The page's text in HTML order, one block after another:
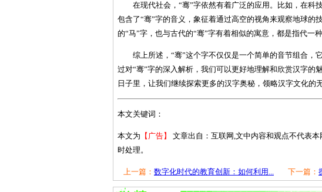
在现代社会，“骞”字依然有着广泛的应用。比如，在科
包含了“骞”字的音义，象征着通过高空的视角来观察地球的
的“马”字，也与古代的“骞”字有着相似的寓意，都是指代一
综上所述，“骞”这个字不仅仅是一个简单的音节组合，
过对“骞”字的深入解析，我们可以更好地理解和欣赏汉字的
日子里，让我们继续探索更多的汉字奥秘，领略汉字文化的
本文关键词：
本文为 【广告】
文章出自：互联网,文中内容和观点不代表
时处理。
上一篇： 数字化时代的教育创新：如何利用... 下一篇：